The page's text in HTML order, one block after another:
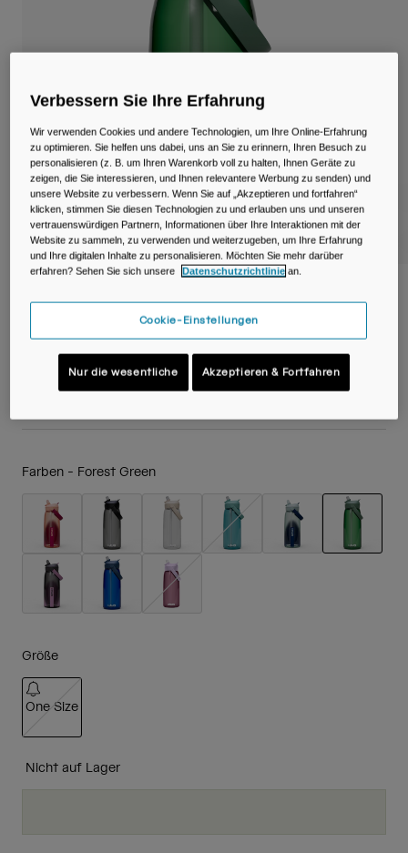
Becher & Travel Mugs
Trinkblasen
Zubehör
Alle kaufen
Tritan™ Renew
Artikelnr.38668-030-OS
Price reduced from
24,99 €to14,99 € 40% OFF
Farben - Forest Green
Größe
One Size
Nicht auf Lager
Verbessern Sie Ihre Erfahrung
Wir verwenden Cookies und andere Technologien, um Ihre Online-Erfahrung
zu optimieren. Sie helfen uns dabei, uns an Sie zu erinnern, Ihren Besuch zu
personalisieren (z. B. um Ihren Warenkorb voll zu halten, Ihnen Geräte zu
zeigen, die Sie interessieren, und Ihnen relevantere Werbung zu senden) und
unsere Website zu verbessern. Wenn Sie auf „Akzeptieren und fortfahren“
klicken, stimmen Sie diesen Technologien zu und erlauben uns und unseren
vertrauenswürdigen Partnern, Informationen über Ihre Interaktionen mit der
Website zu sammeln, zu verwenden und weiterzugeben, um Ihre Erfahrung
und Ihre digitalen Inhalte zu personalisieren. Möchten Sie mehr darüber
erfahren? Sehen Sie sich unsere
Datenschutzrichtlinie an.
Cookie-Einstellungen
Nur die wesentliche Akzeptieren & Fortfahren